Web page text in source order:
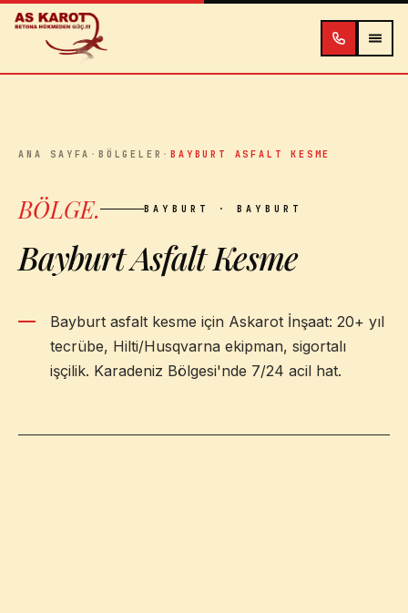
İçeriğe atla
ANA SAYFA ·BÖLGELER ·BAYBURT ASFALT KESME
BÖLGE. BAYBURT · BAYBURT
Bayburt Asfalt Kesme
Bayburt asfalt kesme için Askarot İnşaat: 20+ yıl
tecrübe, Hilti/Husqvarna ekipman, sigortalı
işçilik. Karadeniz Bölgesi'nde 7/24 acil hat.